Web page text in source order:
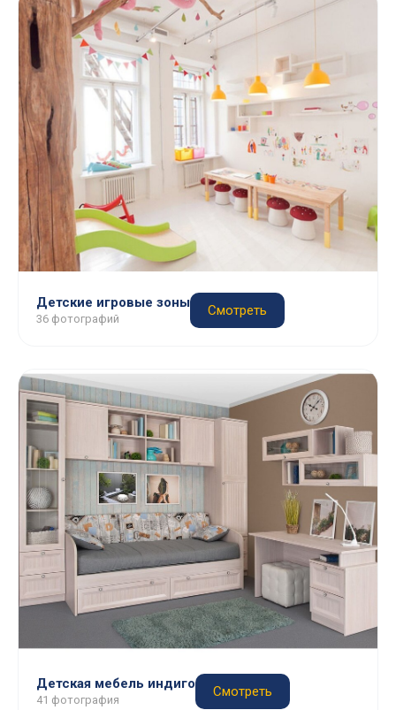
Детские игровые зоны
36 фотографий
Смотреть
Детская мебель индиго
41 фотография
Смотреть